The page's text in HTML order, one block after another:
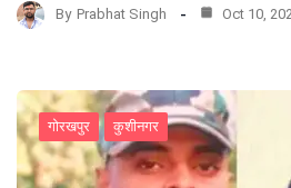
By Prabhat Singh Oct 10,
गोरखपुर कुशीनगर